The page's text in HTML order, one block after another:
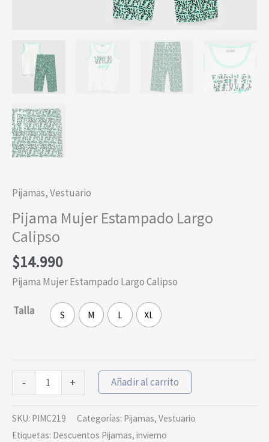
Pijamas,Vestuario
Pijama Mujer Estampado Largo
Calipso
$14.990
Pijama Mujer Estampado Largo Calipso
Talla S M L XL
-
Mujer
Estampado
Largo
+ Añadir al carrito
SKU: PIMC219 Categorías: Pijamas, Vestuario
Etiquetas: Descuentos Pijamas, invierno